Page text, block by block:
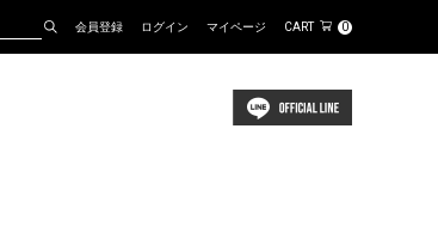
会員登録 ログイン マイページ CART 0